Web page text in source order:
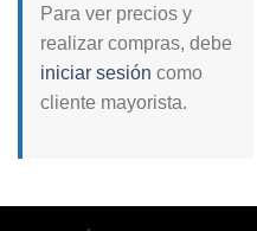
Para ver precios y
realizar compras, debe
iniciar sesión como
cliente mayorista.